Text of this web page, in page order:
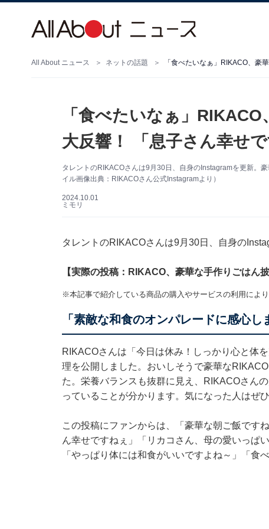
All About ニュース ネットの話題 「食べたいなぁ」RIKACO、豪
「食べたいなぁ」
大反響！ 「息子さん幸せ
タレントのRIKACOさんは9月30日、自身のInstagramを更新。
イル画像出典：RIKACOさん公式Instagramより）
2024.10.01
ミモリ
タレントのRIKACOさんは9月30日、自身の
【実際の投稿：RIKACO、豪華な手作りごはん披
※本記事で紹介している商品の購入やサービスの利用によ
「素敵な和食のオンパレードに感心し
RIKACOさんは「今日は休み！しっかり心と体
理を公開しました。おいしそうで豪華な
た。栄養バランスも抜群に見え、RIKACOさん
っていることが分かります。気になった人はぜ
この投稿にファンからは、「豪華な朝ご飯です
ん幸せですねぇ」「リカコさん、母の愛いっぱ
「やっぱり体には和食がいいですよね～」「食